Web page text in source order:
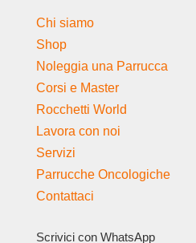
Chi siamo
Shop
Noleggia una Parrucca
Corsi e Master
Rocchetti World
Lavora con noi
Servizi
Parrucche Oncologiche
Contattaci
Scrivici con WhatsApp